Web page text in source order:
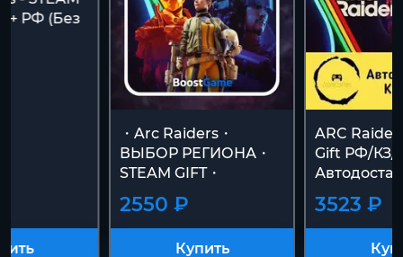
РФ (Без
・Arc Raiders・
ВЫБОР РЕГИОНА・
STEAM GIFT・
2550 ₽
Купить
ARC
Gift РФ/КЗ/
3523 ₽